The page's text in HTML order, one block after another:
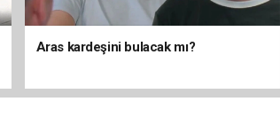
Aras kardeşini bulacak mı?